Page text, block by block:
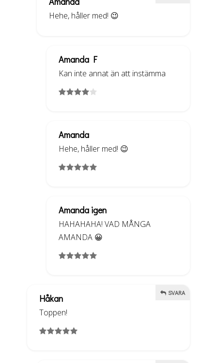
Hehe, håller med! 😉
Amanda F
Kan inte annat än att instämma
Amanda
Hehe, håller med! 😉
Amanda igen
HAHAHAHA! VAD MÅNGA
AMANDA 😀
Håkan SVARA
Toppen!